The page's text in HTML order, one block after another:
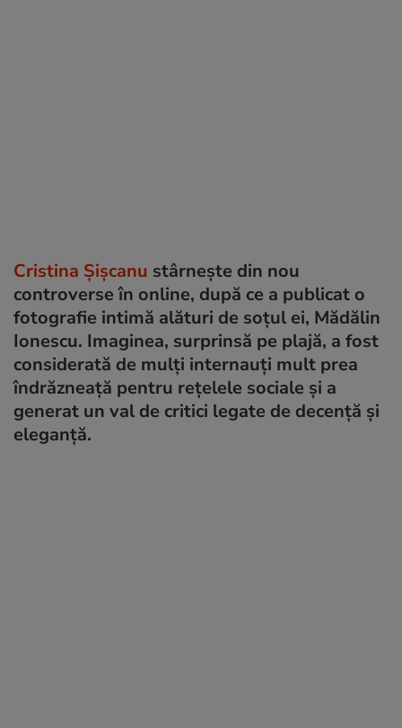
Cristina Șișcanu stârnește din nou
controverse în online, după ce a publicat o
fotografie intimă alături de soțul ei, Mădălin
Ionescu. Imaginea, surprinsă pe plajă, a fost
considerată de mulți internauți mult prea
îndrăzneață pentru rețelele sociale și a
generat un val de critici legate de decență și
eleganță.